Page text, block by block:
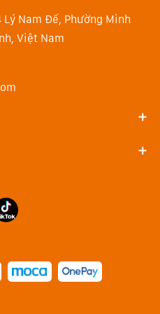
6.0 tiếp tục
video trong máy, mang
mà dù có thô đến đâu.
Emmy® danh giá cho
mềm ổn định.
Lý Nam Đế, Phường Minh
Việt Nam